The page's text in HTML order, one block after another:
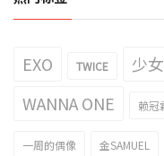
EXO TWICE 少
WANNA ONE 赖冠
一周的偶像 金SAMUEL